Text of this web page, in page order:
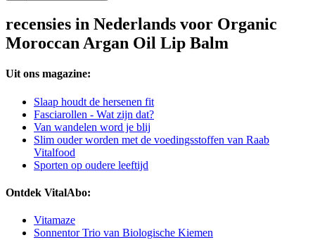
recensies in Nederlands voor Organic
Moroccan Argan Oil Lip Balm
Uit ons magazine:
Slaap houdt de hersenen fit
Fasciarollen - Wat zijn dat?
Van wandelen word je blij
Slim ouder worden met de voedingsstoffen van Raab
Vitalfood
Sporten op oudere leeftijd
Ontdek VitalAbo:
Vitamaze
Sonnentor Trio van Biologische Kiemen